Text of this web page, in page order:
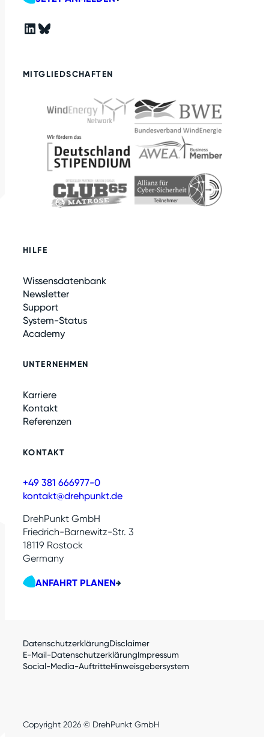
LinkedIn Bluesky
MITGLIEDSCHAFTEN
HILFE
Wissensdatenbank
Newsletter
Support
System-Status
Academy
UNTERNEHMEN
Karriere
Kontakt
Referenzen
KONTAKT
+49 381 666977-0
kontakt@drehpunkt.de
DrehPunkt GmbH
Friedrich-Barnewitz-Str. 3
18119 Rostock
Germany
ANFAHRT PLANEN
DatenschutzerklärungDisclaimer
E-Mail-DatenschutzerklärungImpressum
Social-Media-AuftritteHinweisgebersystem
Copyright 2026 © DrehPunkt GmbH